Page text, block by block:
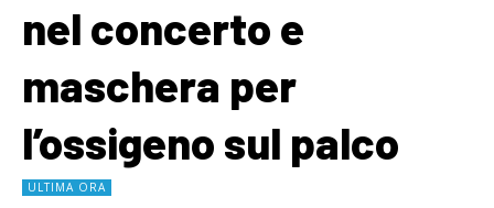
nel concerto e
maschera per
l’ossigeno sul palco
ULTIMA ORA